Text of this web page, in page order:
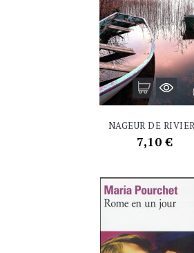
NAGEUR DE
Prix
7,10 €